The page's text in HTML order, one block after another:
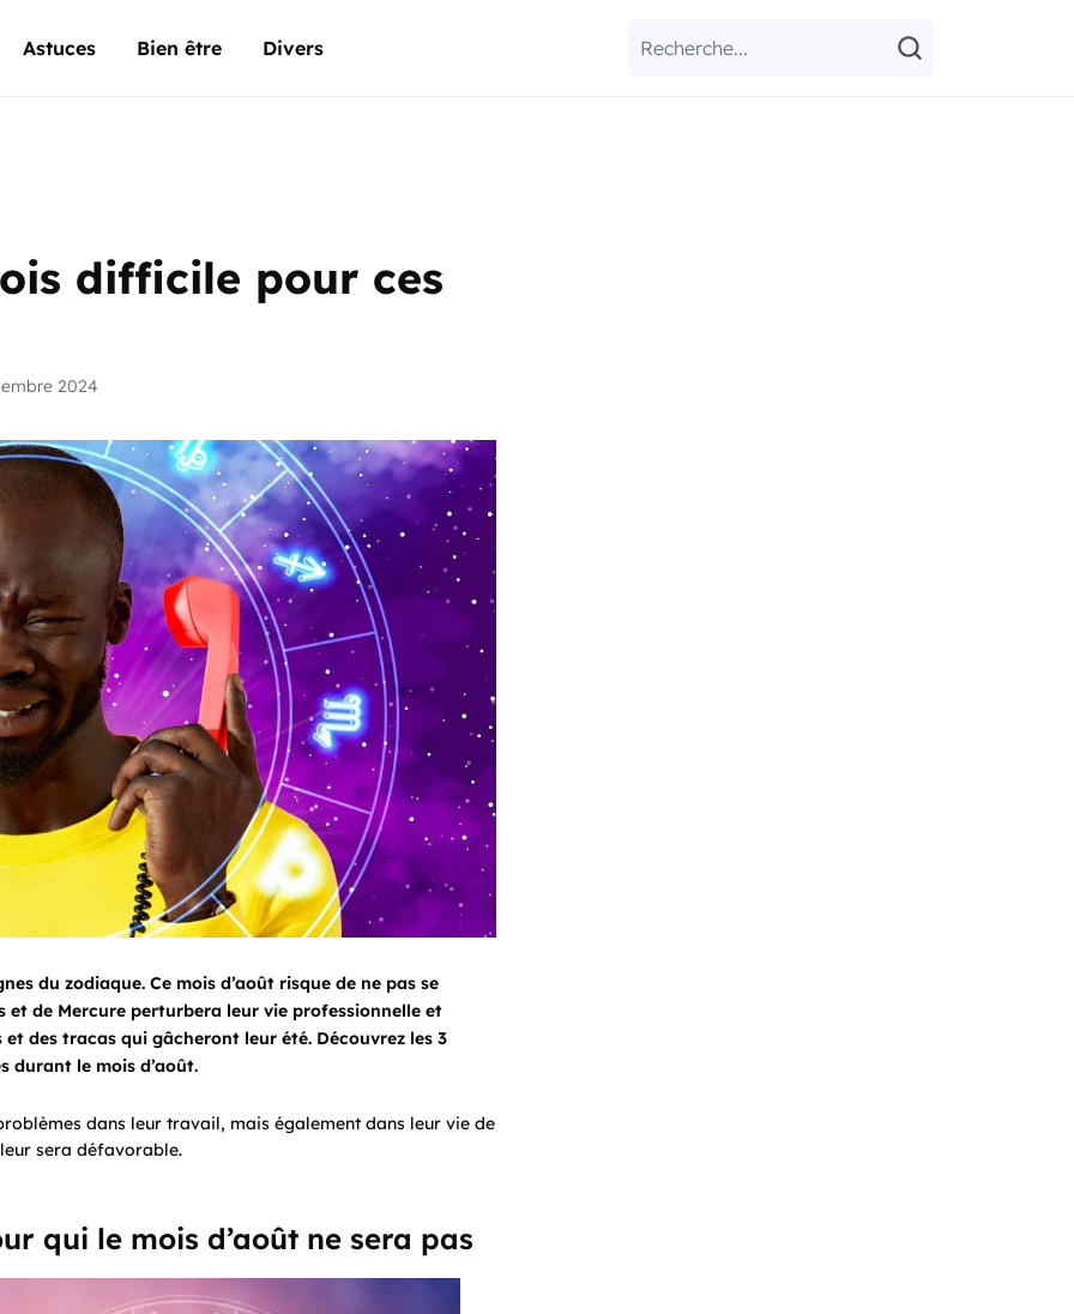
Astuces Bien être Divers
difficile pour ces
2024
du zodiaque. Ce mois d’août risque de ne pas se
et de Mercure perturbera leur vie professionnelle et
des tracas qui gâcheront leur été. Découvrez les 3
durant le mois d’août.
dans leur travail, mais également dans leur vie de
leur sera défavorable.
qui le mois d’août ne sera pas